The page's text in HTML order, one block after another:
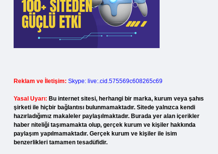
Reklam ve İletişim: Skype: live:.cid.575569c608265c69
Yasal Uyarı: Bu internet sitesi, herhangi bir marka, kurum veya şahıs
şirketi ile hiçbir bağlantısı bulunmamaktadır. Sitede yalnızca kendi
hazırladığımız makaleler paylaşılmaktadır. Burada yer alan içerikler
haber niteliği taşımamakta olup, gerçek kurum ve kişiler hakkında
paylaşım yapılmamaktadır. Gerçek kurum ve kişiler ile isim
benzerlikleri tamamen tesadüfidir.